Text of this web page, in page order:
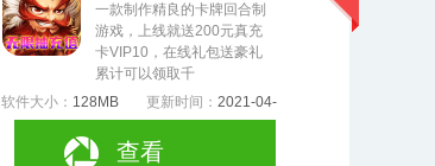
一款制作精良的卡牌回合制
游戏，上线就送200元真充
卡VIP10，在线礼包送豪礼
累计可以领取千
软件大小： 128MB 更新时间： 2021-04-
06
查看